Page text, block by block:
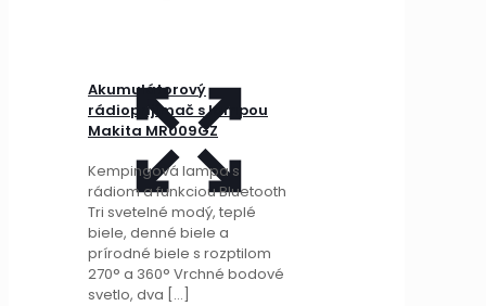
Akumulátorový
rádioprijímač s lampou
Makita MR009GZ
Kempingová lampa s
rádiom a funkciou Bluetooth
Tri svetelné modý, teplé
biele, denné biele a
prírodné biele s rozptilom
270° a 360° Vrchné bodové
svetlo, dva […]